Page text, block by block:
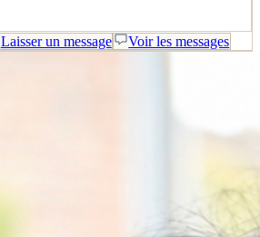
Laisser un message Voir les messages